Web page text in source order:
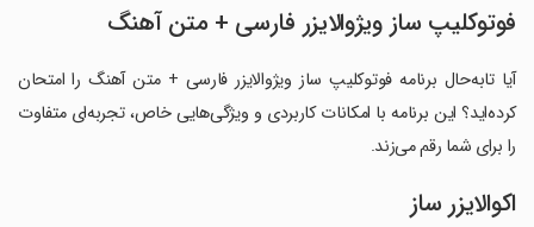
فوتوکلیپ ساز ویژوالایزر فارسی + متن آهنگ
آیا تابه‌حال برنامه فوتوکلیپ ساز ویژوالایزر فارسی + متن آهنگ را امتحان
کرده‌اید؟ این برنامه با امکانات کاربردی و ویژگی‌هایی خاص، تجربه‌ای متفاوت
را برای شما رقم می‌زند.
اکوالایزر ساز